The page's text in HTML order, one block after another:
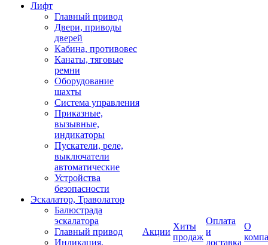
Лифт
Главный привод
Двери, приводы
дверей
Кабина, противовес
Канаты, тяговые
ремни
Оборудование
шахты
Система управления
Приказные,
вызывные,
индикаторы
Пускатели, реле,
выключатели
автоматические
Устройства
безопасности
Эскалатор, Траволатор
Балюстрада
эскалатора
Главный привод
Индикация,
Акции
Хиты
продаж
Оплата
и
доставка
О